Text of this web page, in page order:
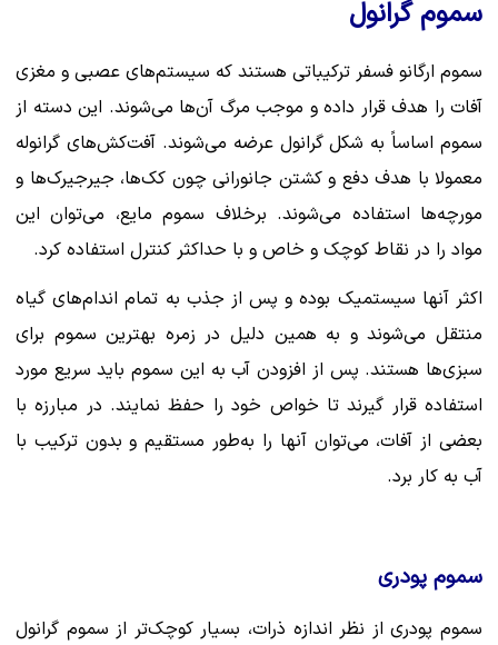
سموم گرانول
سموم ارگانو فسفر ترکیباتی هستند که سیستم‌های عصبی و مغزی
آفات را هدف قرار داده و موجب مرگ آن‌ها می‌شوند. این دسته از
سموم اساساً به شکل گرانول عرضه می‌شوند. آفت‌کش‌های گرانوله
معمولا با هدف دفع و کشتن جانورانی چون کک‌ها، جیرجیرک‌ها و
مورچه‌ها استفاده می‌شوند. برخلاف سموم مایع، می‌توان این
مواد را در نقاط کوچک و خاص و با حداکثر کنترل استفاده کرد.
اکثر آنها سیستمیک بوده و پس از جذب به تمام اندام‌های گیاه
منتقل می‌شوند و به همین دلیل در زمره بهترین سموم برای
سبزی‌ها هستند. پس از افزودن آب به این سموم باید سریع مورد
استفاده قرار گیرند تا خواص خود را حفظ نمایند. در مبارزه با
بعضی از آفات، می‌توان آنها را به‌طور مستقیم و بدون ترکیب با
آب به کار برد.
سموم پودری
سموم پودری از نظر اندازه ذرات، بسیار کوچک‌تر از سموم گرانول